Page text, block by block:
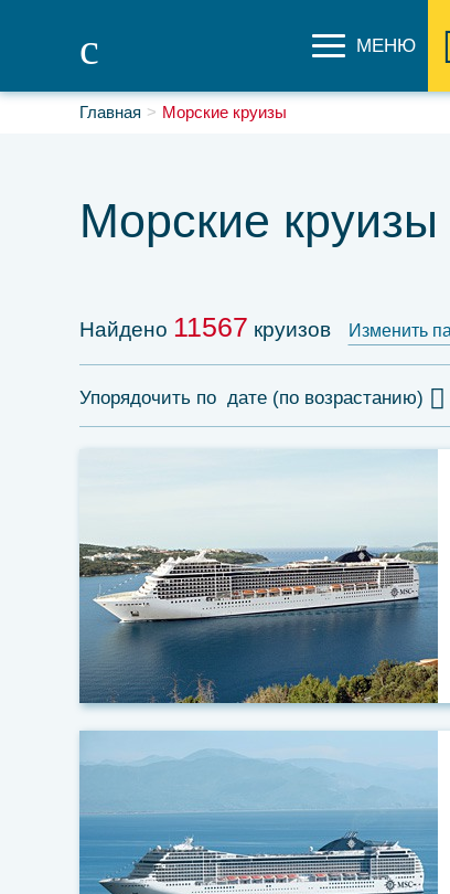
МЕНЮ
Главная Морские круизы
Морские круизы
Найдено 11567 круизов Изменить
Упорядочить по дате (по возрастанию)